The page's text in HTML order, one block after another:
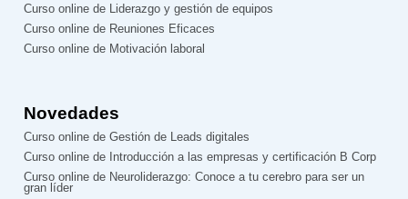
Curso online de Liderazgo y gestión de equipos
Curso online de Reuniones Eficaces
Curso online de Motivación laboral
Novedades
Curso online de Gestión de Leads digitales
Curso online de Introducción a las empresas y certificación B Corp
Curso online de Neuroliderazgo: Conoce a tu cerebro para ser un
gran líder